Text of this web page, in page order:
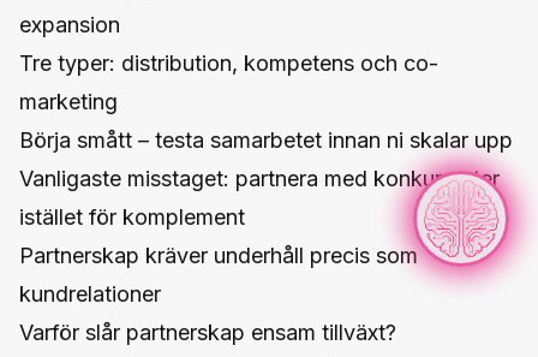
expansion
Tre typer: distribution, kompetens och co-
marketing
Börja smått – testa samarbetet innan ni skalar upp
Vanligaste misstaget: partnera med konkurrenter
istället för komplement
Partnerskap kräver underhåll precis som
kundrelationer
Varför slår partnerskap ensam tillväxt?